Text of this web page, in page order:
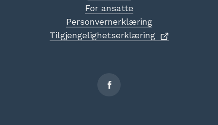
For ansatte
Personvernerklæring
Tilgjengelighetserklæring